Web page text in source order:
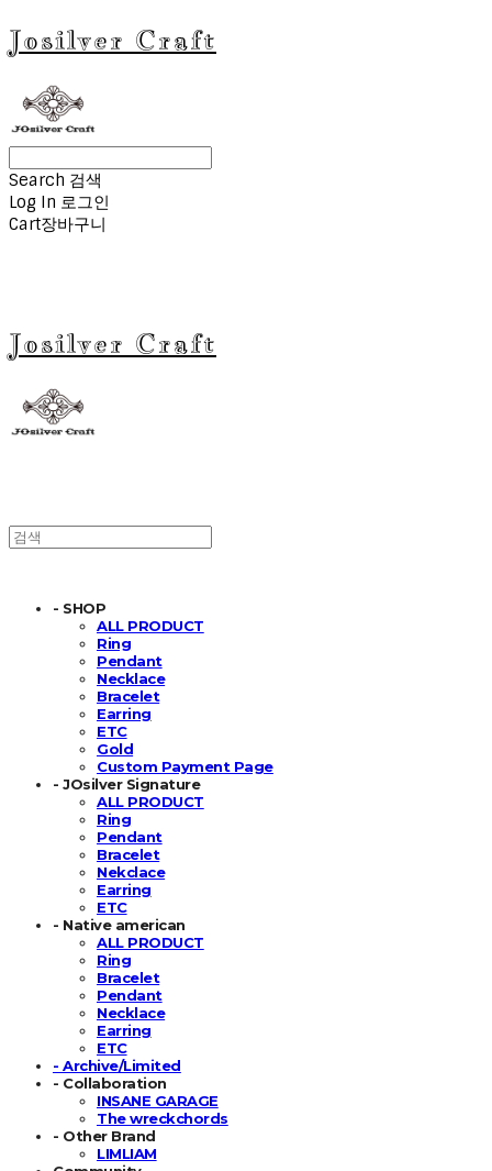
Josilver Craft
Search 검색
Log In 로그인
Cart장바구니
Josilver Craft
- SHOP
ALL PRODUCT
Ring
Pendant
Necklace
Bracelet
Earring
ETC
Gold
Custom Payment Page
- JOsilver Signature
ALL PRODUCT
Ring
Pendant
Bracelet
Nekclace
Earring
ETC
- Native american
ALL PRODUCT
Ring
Bracelet
Pendant
Necklace
Earring
ETC
- Archive/Limited
- Collaboration
INSANE GARAGE
The wreckchords
- Other Brand
LIMLIAM